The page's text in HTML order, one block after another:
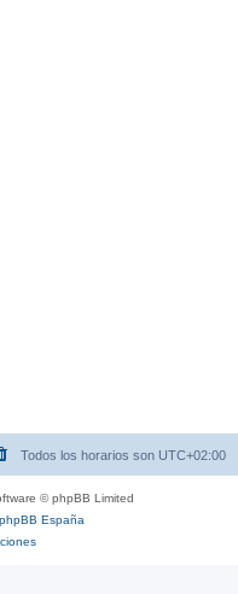
Todos los horarios son UTC+02:00
© phpBB Limited
phpBB España